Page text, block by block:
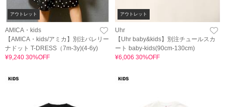
アウトレット
AMICA・kids
【AMICA・kids/アミカ】別注バレリー
ナドット T-DRESS（7m-3y)(4-6y)
¥9,240 30%OFF
アウトレット
Uhr
【Uhr baby&kids】別注チュールスカ
ート baby-kids(90cm-130cm)
¥6,006 30%OFF